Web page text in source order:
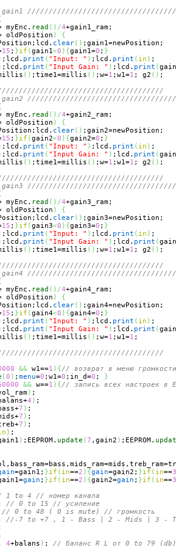
gain1
myEnc.
read ( ) /4+gain1_ram;
oldPosition )
{
clear( ) ;gain1=newPosition;
15 ; }if (gain1<0 ) {gain1=0 ; }
;lcd. print ( "Input: " ) ;lcd. print ( in ) ;
;lcd. print ( "Input Gain: " ) ;lcd. print (
( ) ;time1=millis ( ) ;w=1 ;w1=1 ; g2 ( ) ;
gain2
myEnc.
read ( ) /4+gain2_ram;
oldPosition )
{
clear( ) ;gain2=newPosition;
15 ; }if (gain2<0 ) {gain2=0 ; }
;lcd. print ( "Input: " ) ;lcd. print ( in ) ;
;lcd. print ( "Input Gain: " ) ;lcd. print (
( ) ;time1=millis ( ) ;w=1 ;w1=1 ; g2 ( ) ;
gain3
myEnc.
read ( ) /4+gain3_ram;
oldPosition )
{
clear( ) ;gain3=newPosition;
15 ; }if (gain3<0 ) {gain3=0 ; }
;lcd. print ( "Input: " ) ;lcd. print ( in ) ;
;lcd. print ( "Input Gain: " ) ;lcd. print (
( ) ;time1=millis ( ) ;w=1 ;w1=1 ; g2 ( ) ;
gain4
myEnc.
read ( ) /4+gain4_ram;
oldPosition )
{
clear( ) ;gain4=newPosition;
15 ; }if (gain4<0 ) {gain4=0 ; }
;lcd. print ( "Input: " ) ;lcd. print ( in ) ;
;lcd. print ( "Input Gain: " ) ;lcd. print (
( ) ;time1=millis ( ) ;w=1 ;w1=1 ;
&& w1==1 ) {// возврат в меню
(0 ) ; menu=0 ;w1=0 ;in_d=0 ; }
&& w==1 ) {// запись всех настроек в
) ;
4 ) ;
7 ) ;
7 ) ;
7 ) ;
) ;
) ;EEPROM. update (7 ,gain2 ) ;EEPROM.
=gain1; }if ( in==2 ) {gain=gain2; }if ( in==3
gain ; }if ( in==2 ) {gain2=gain ; }if ( in==3
1 to 4 // номер канала
// 0 to 15 // усиление
// 0 to 48 ( 0 is mute) // громкость
//-7 to +7 , 1 - Bass | 2 - Mids | 3 -
4+balans ) ; // баланс R L от 0 to 79